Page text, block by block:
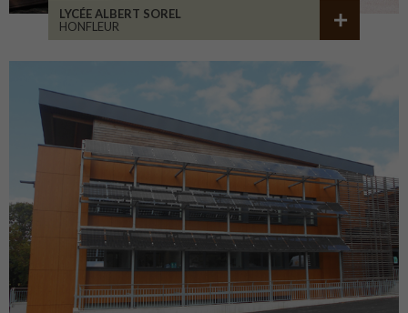
LYCÉE ALBERT SOREL
HONFLEUR